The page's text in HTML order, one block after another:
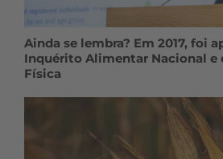
Ainda se lembra? Em 2017, foi
Inquérito Alimentar Nacional e
Física